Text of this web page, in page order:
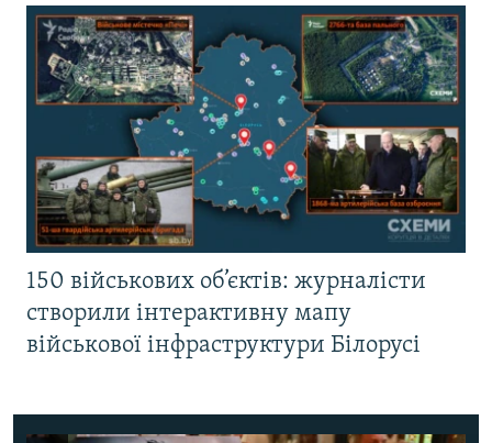
150 військових об’єктів: журналісти
створили інтерактивну мапу
військової інфраструктури Білорусі